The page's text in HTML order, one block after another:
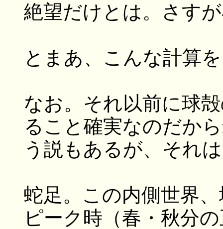
絶望だけとは。さす
とまあ、こんな計算
なお。それ以前に球
ること確実なのだか
う説もあるが、それ
蛇足。この内側世界
ピーク時（春・秋分